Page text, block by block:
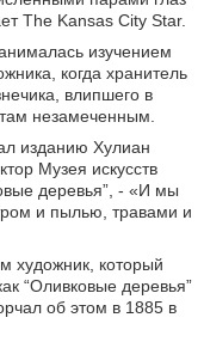
The Kansas City Star.
изучением
когда хранитель
влипшего в
незамеченным.
изданию Хулиан
Музея искусств
деревья”, - «И мы
и пылью, травами и
художник, который
“Оливковые деревья”
об этом в 1885 в